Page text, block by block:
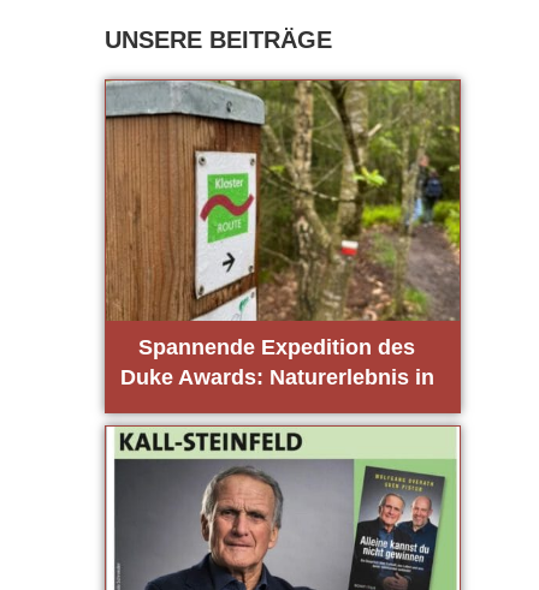
Span­nen­de Expe­di­ti­on des
Duke Awards: Natur­er­leb­nis in
Per­len­au bei Mon­schau!